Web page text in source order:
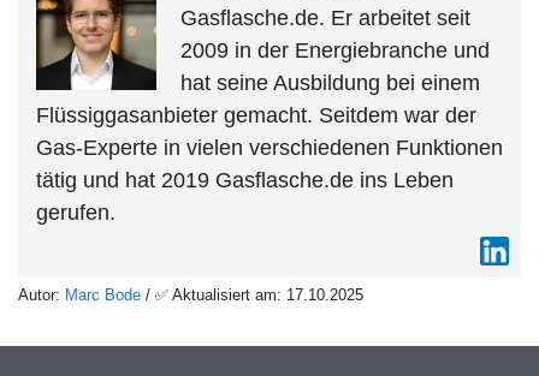
Gasflasche.de. Er arbeitet seit
2009 in der Energiebranche und
hat seine Ausbildung bei einem
Flüssiggasanbieter gemacht. Seitdem war der
Gas-Experte in vielen verschiedenen Funktionen
tätig und hat 2019 Gasflasche.de ins Leben
gerufen.
Autor: Marc Bode / ✅ Aktualisiert am: 17.10.2025